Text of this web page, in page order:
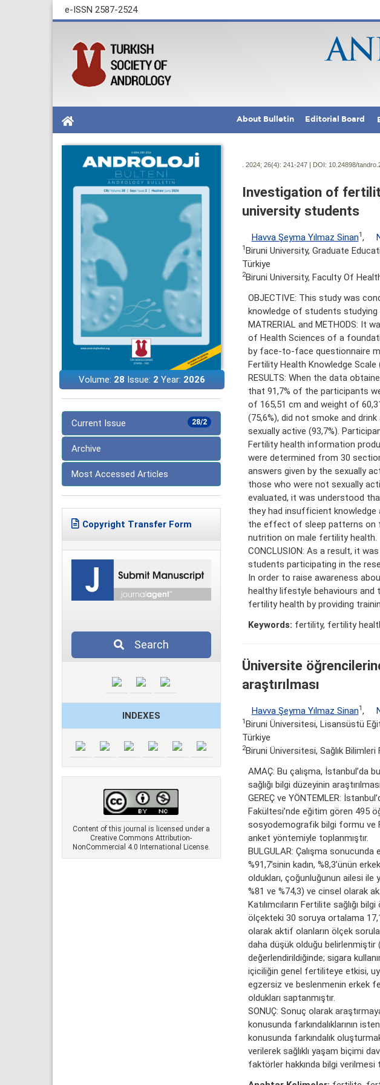
e-ISSN 2587-2524
About Bulletin Editorial Board
Volume: 28 Issue: 2 Year: 2026
28/2
Current Issue
Archive
Most Accessed Articles
Copyright Transfer Form
Search
INDEXES
Content of this journal is licensed under a
Creative Commons Attribution-
NonCommercial 4.0 International License.
. 2024; 26(4): 241-247 | DOI: 10.24898/
Investigation of
university students
Havva Şeyma Yılmaz Sinan1 ,
1 Biruni University, Graduate
Türkiye
2Biruni University, Faculty Of
OBJECTIVE: This study was
knowledge of students
MATRERIAL and METHODS: It
of Health Sciences of a
by face-to-face questionnaire
Fertility Health Knowledge Scale
RESULTS: When the data
that 91,7% of the participants
of 165,51 cm and weight of
(75,6%), did not smoke and
sexually active (93,7%).
Fertility health information
were determined from 30
answers given by the sexually
those who were not sexually
evaluated, it was understood
they had insufficient
the effect of sleep patterns on
nutrition on male fertility health.
CONCLUSION: As a result, it
students participating in the
In order to raise awareness
healthy lifestyle behaviours
fertility health by providing
Keywords: fertility, fertility
Üniversite
araştırılması
Havva Şeyma Yılmaz Sinan1,
1Biruni Üniversitesi, Lisansüstü
Türkiye
2Biruni Üniversitesi, Sağlık
AMAÇ: Bu çalışma, İstanbul’da
sağlığı bilgi düzeyinin
GEREÇ ve YÖNTEMLER:
Fakültesi’nde eğitim gören 495
sosyodemografik bilgi formu ve
anket yöntemiyle toplanmıştır.
BULGULAR: Çalışma sonucunda
%91,7’sinin kadın, %8,3’ünün
oldukları, çoğunluğunun ailesi ile
%81 ve %74,3) ve cinsel olarak
Katılımcıların Fertilite sağlığı
ölçekteki 30 soruya ortalama
olarak aktif olanların ölçek
daha düşük olduğu belirlenmiştir
değerlendirildiğinde; sigara
içiciliğin genel fertiliteye etkisi,
egzersiz ve beslenmenin erkek
oldukları saptanmıştır.
SONUÇ: Sonuç olarak
konusunda farkındalıklarının
konusunda farkındalık
verilerek sağlıklı yaşam biçimi
faktörler hakkında bilgi verilmesi